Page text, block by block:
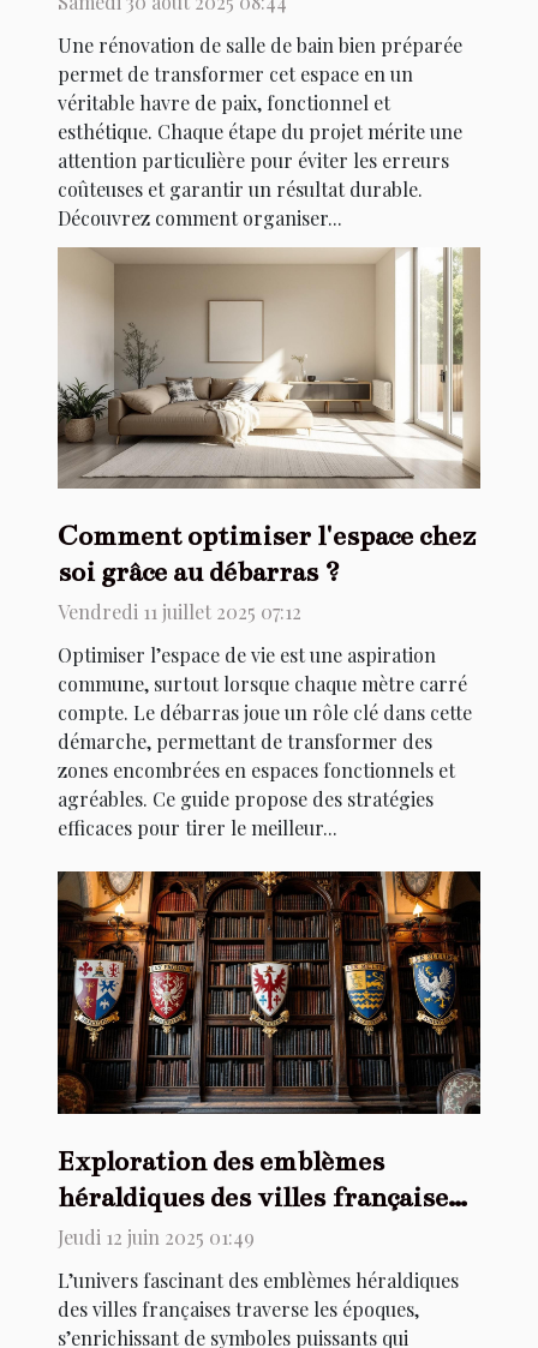
Une rénovation de salle de bain bien préparée
permet de transformer cet espace en un
véritable havre de paix, fonctionnel et
esthétique. Chaque étape du projet mérite une
attention particulière pour éviter les erreurs
coûteuses et garantir un résultat durable.
Découvrez comment organiser...
Comment optimiser l'espace chez
soi grâce au débarras ?
Vendredi 11 juillet 2025 07:12
Optimiser l’espace de vie est une aspiration
commune, surtout lorsque chaque mètre carré
compte. Le débarras joue un rôle clé dans cette
démarche, permettant de transformer des
zones encombrées en espaces fonctionnels et
agréables. Ce guide propose des stratégies
efficaces pour tirer le meilleur...
Exploration des emblèmes
héraldiques des villes françaises à
travers les âges
Jeudi 12 juin 2025 01:49
L’univers fascinant des emblèmes héraldiques
des villes françaises traverse les époques,
s’enrichissant de symboles puissants qui